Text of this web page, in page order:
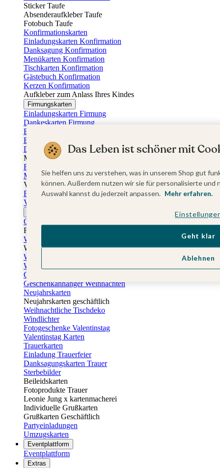
Sticker Taufe
Absenderaufkleber Taufe
Fotobuch Taufe
Konfirmationskarten
Einladungskarten Konfirmation
Danksagung Konfirmation
Menükarten Konfirmation
Tischkarten Konfirmation
Gästebuch Konfirmation
Kerzen Konfirmation
Aufkleber zum Anlass Ihres Kindes
Firmungskarten
Einladungskarten Firmung
Dankeskarten Firmung
Einschulungskarten
Einladungskarten Einschulung
Danksagung Einschulung
Muttertag
Fotogeschenke Muttertag
Muttertagskarten
Vatertag
Fotogeschenke Vatertag
Vatertagskarten
Osterkarten
Fotogeschenke zu Ostern
Weihnachtskarten
Weihnachtskarten selbst gestalten
Weihnachtskarten geschäftlich
Weihnachtsfeier Einladungen
Geschenkaufkleber Weihnachten
Geschenkanhänger Weihnachten
Neujahrskarten
Neujahrskarten geschäftlich
Weihnachtliche Tischdeko
Windlichter
Fotogeschenke Valentinstag
Valentinstag Karten
Trauerkarten
Einladung Trauerfeier
Danksagungskarten Trauer
Sterbebilder
Beileidskarten
Fotoprodukte Trauer
Leonie Jung x kartenmacherei
Individuelle Grußkarten
Grußkarten Geschäftlich
Partyeinladungen
Umzugskarten
Eventplattform
Eventplattform
Extras
Das Leben ist schöner mit
Sie helfen uns zu verstehen, was in unserem Shop gut
können. Außerdem nutzen wir sie für personalisierte
Auswahl kannst du jederzeit anpassen. Mehr erfahren.
Ablehnen
Geht klar